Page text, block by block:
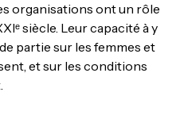
organisations ont un rôle
siècle. Leur capacité à y
partie sur les femmes et
et sur les conditions